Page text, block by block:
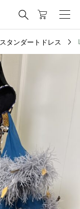

スタンダートドレス 